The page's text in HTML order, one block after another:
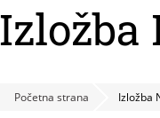
Izložba
Početna strana Izložba